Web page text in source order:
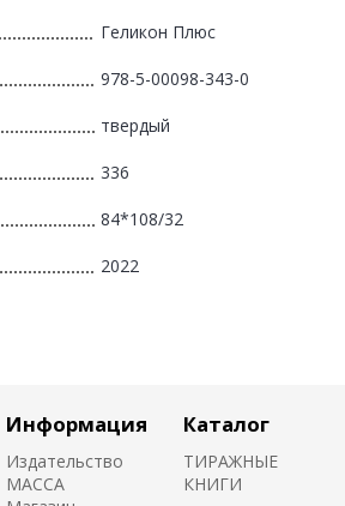
Геликон Плюс
978-5-00098-343-0
твердый
336
84*108/32
2022
Информация
Издательство
MACCA
Каталог
ТИРАЖНЫЕ
КНИГИ